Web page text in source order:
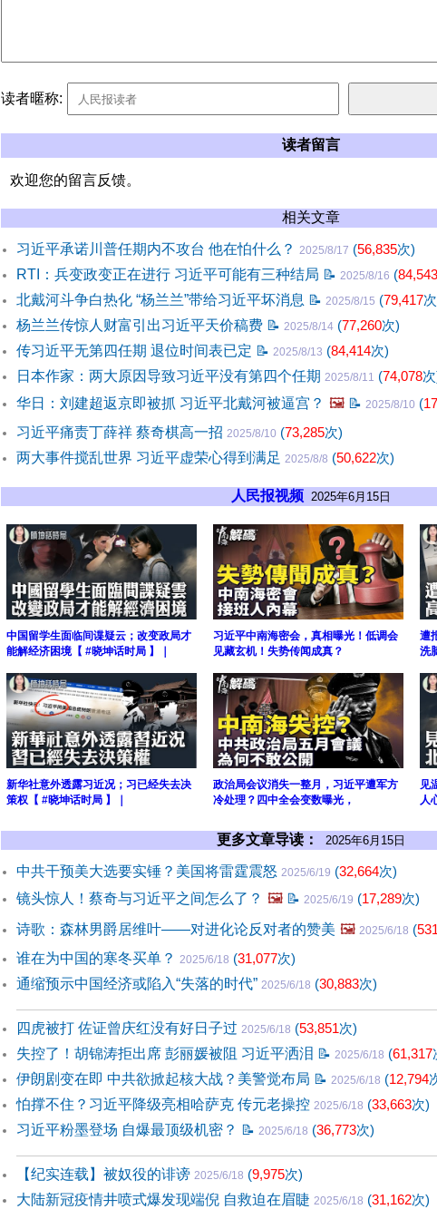
读者暱称:
读者留言
欢迎您的留言反馈。
相关文章
习近平承诺川普任期内不攻台 他在怕什么？ 2025/8/17 (56,835次)
RTI：兵变政变正在进行 习近平可能有三种结局 📝 2025/8/16 (84,543
北戴河斗争白热化 “杨兰兰”带给习近平坏消息 📝 2025/8/15 (79,417
杨兰兰传惊人财富引出习近平天价稿费 📝 2025/8/14 (77,260次)
传习近平无第四任期 退位时间表已定 📝 2025/8/13 (84,414次)
日本作家：两大原因导致习近平没有第四个任期 2025/8/11 (74,078
华日：刘建超返京即被抓 习近平北戴河被逼宫？ 🖼️ 📝 2025/8/10 (
习近平痛责丁薛祥 蔡奇棋高一招 2025/8/10 (73,285次)
两大事件搅乱世界 习近平虚荣心得到满足 2025/8/8 (50,622次)
人民报视频 2025年6月15日
中国留学生面临间谍疑云；改变政局才
能解经济困境【 #晓坤话时局 】｜
习近平中南海密会，真相曝光！低调会
见藏玄机！失势传闻成真？
遭
洗
新华社意外透露习近况；习已经失去决
策权【 #晓坤话时局 】｜
政治局会议消失一整月，习近平遭军方
冷处理？四中全会变数曝光，
见
人
更多文章导读： 2025年6月15日
中共干预美大选要实锤？美国将雷霆震怒 2025/6/19 (32,664次)
镜头惊人！蔡奇与习近平之间怎么了？ 🖼️ 📝 2025/6/19 (17,289次)
诗歌：森林男爵居维叶——对进化论反对者的赞美 🖼️ 2025/6/18 (
谁在为中国的寒冬买单？ 2025/6/18 (31,077次)
通缩预示中国经济或陷入“失落的时代” 2025/6/18 (30,883次)
四虎被打 佐证曾庆红没有好日子过 2025/6/18 (53,851次)
失控了！胡锦涛拒出席 彭丽媛被阻 习近平洒泪 📝 2025/6/18 (61,317
伊朗剧变在即 中共欲掀起核大战？美警觉布局 📝 2025/6/18 (12,794
怕撑不住？习近平降级亮相哈萨克 传元老操控 2025/6/18 (33,663次)
习近平粉墨登场 自爆最顶级机密？ 📝 2025/6/18 (36,773次)
【纪实连载】被奴役的诽谤 2025/6/18 (9,975次)
大陆新冠疫情井喷式爆发现端倪 自救迫在眉睫 2025/6/18 (31,162次)